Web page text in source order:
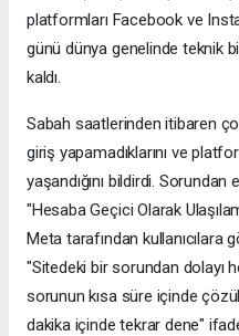
platformları Facebook ve
günü dünya genelinde teknik
kaldı.
Sabah saatlerinden itibaren
giriş yapamadıklarını ve
yaşandığını bildirdi. Sorundan
"Hesaba Geçici Olarak
Meta tarafından kullanıcılara
"Sitedeki bir sorundan dolayı
sorunun kısa süre içinde
dakika içinde tekrar dene"